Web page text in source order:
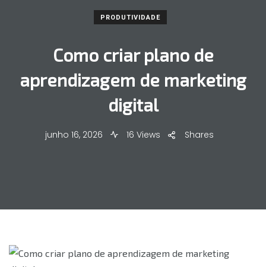
PRODUTIVIDADE
Como criar plano de
aprendizagem de marketing
digital
junho 16, 2026 16 Views Shares